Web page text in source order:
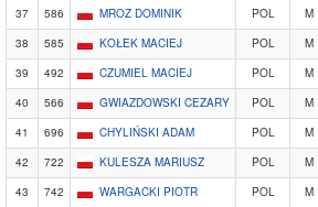
37
586 MROZ DOMINIK POL M
38
585 KOŁEK MACIEJ POL M
39
492 CZUMIEL MACIEJ POL M
40
566 GWIAZDOWSKI CEZARY POL M
41
696 CHYLIŃSKI ADAM POL M
42
722 KULESZA MARIUSZ POL M
43
742 WARGACKI PIOTR POL M